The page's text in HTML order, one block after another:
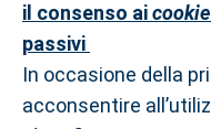
il consenso ai
passivi
In occasione della
acconsentire